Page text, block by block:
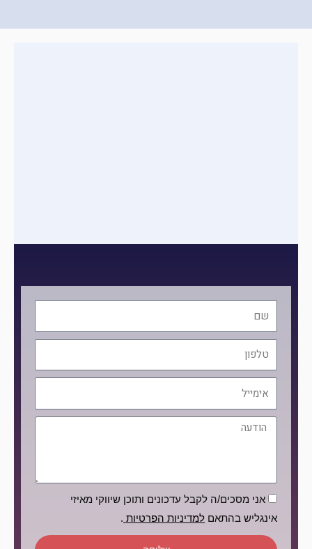
טלפון
הודעה
הסכמה
אני מסכים/ה לקבל עדכונים ותוכן שיווקי מאיזי
אינגליש בהתאם למדיניות הפרטיות .